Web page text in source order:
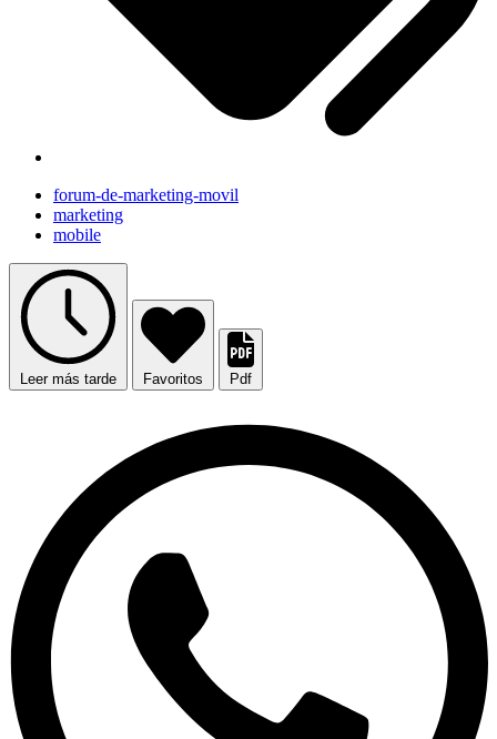
forum-de-marketing-movil
marketing
mobile
Leer más tarde Favoritos Pdf